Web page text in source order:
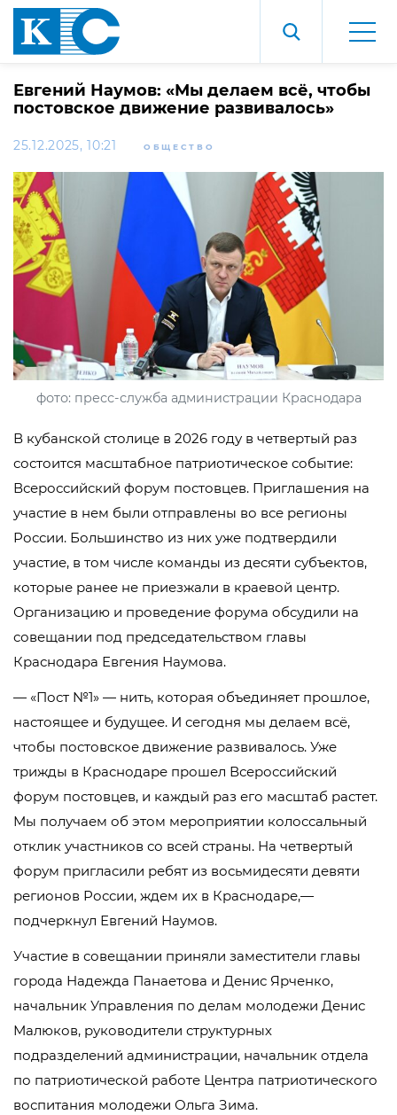
Евгений Наумов: «Мы делаем всё, чтобы
постовское движение развивалось»
25.12.2025, 10:21 ОБЩЕСТВО
фото: пресс-служба администрации Краснодара
В кубанской столице в 2026 году в четвертый раз
состоится масштабное патриотическое событие:
Всероссийский форум постовцев. Приглашения на
участие в нем были отправлены во все регионы
России. Большинство из них уже подтвердили
участие, в том числе команды из десяти субъектов,
которые ранее не приезжали в краевой центр.
Организацию и проведение форума обсудили на
совещании под председательством главы
Краснодара Евгения Наумова.
— «Пост №1» — нить, которая объединяет прошлое,
настоящее и будущее. И сегодня мы делаем всё,
чтобы постовское движение развивалось. Уже
трижды в Краснодаре прошел Всероссийский
форум постовцев, и каждый раз его масштаб растет.
Мы получаем об этом мероприятии колоссальный
отклик участников со всей страны. На четвертый
форум пригласили ребят из восьмидесяти девяти
регионов России, ждем их в Краснодаре,—
подчеркнул Евгений Наумов.
Участие в совещании приняли заместители главы
города Надежда Панаетова и Денис Ярченко,
начальник Управления по делам молодежи Денис
Малюков, руководители структурных
подразделений администрации, начальник отдела
по патриотической работе Центра патриотического
воспитания молодежи Ольга Зима.